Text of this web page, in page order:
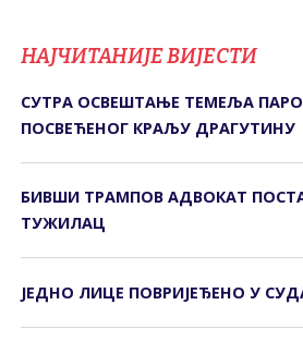
НАЈЧИТАНИЈЕ ВИЈЕСТИ
СУТРА ОСВЕШТАЊЕ ТЕМЕЉА
ПОСВЕЋЕНОГ КРАЉУ ДРАГУТИНУ
БИВШИ ТРАМПОВ АДВОКАТ
ТУЖИЛАЦ
ЈЕДНО ЛИЦЕ ПОВРИЈЕЂЕНО У